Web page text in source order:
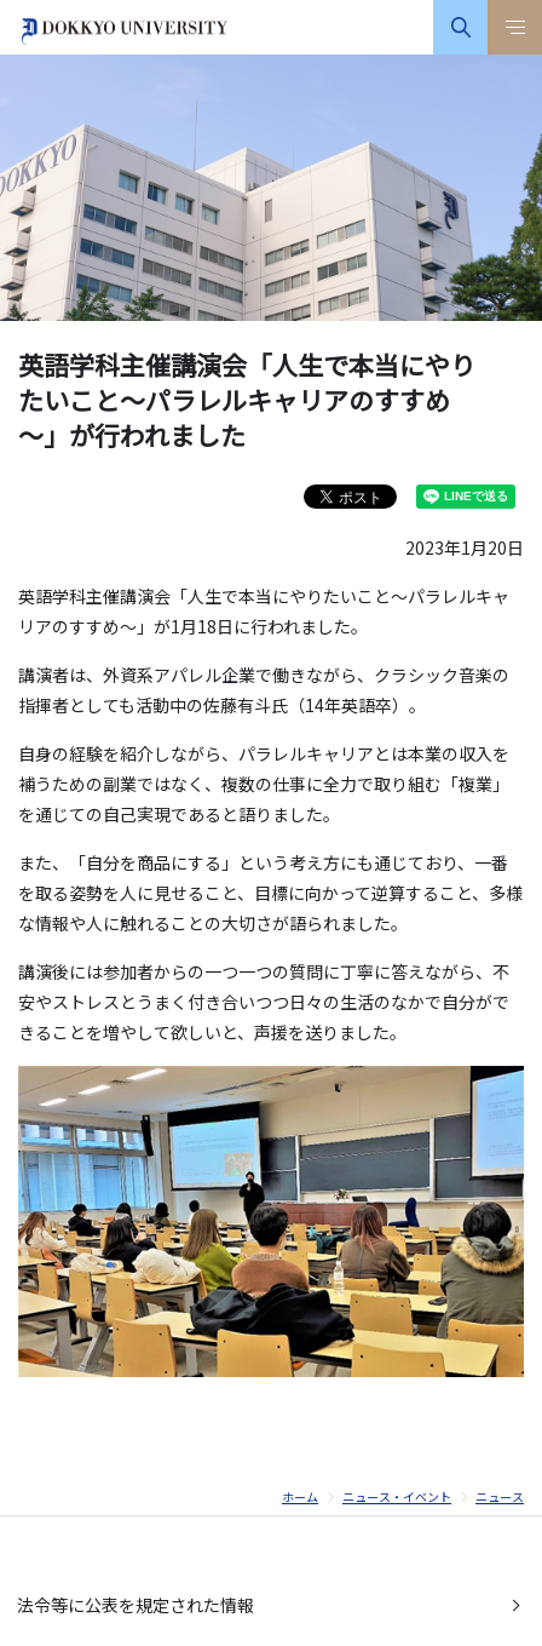
英語学科主催講演会「人生で本当にやり
たいこと～パラレルキャリアのすすめ
～」が行われました
2023年1月20日
英語学科主催講演会「人生で本当にやりたいこと～パラレルキャ
リアのすすめ～」が1月18日に行われました。
講演者は、外資系アパレル企業で働きながら、クラシック音楽の
指揮者としても活動中の佐藤有斗氏（14年英語卒）。
自身の経験を紹介しながら、パラレルキャリアとは本業の収入を
補うための副業ではなく、複数の仕事に全力で取り組む「複業」
を通じての自己実現であると語りました。
また、「自分を商品にする」という考え方にも通じており、一番
を取る姿勢を人に見せること、目標に向かって逆算すること、多様
な情報や人に触れることの大切さが語られました。
講演後には参加者からの一つ一つの質問に丁寧に答えながら、不
安やストレスとうまく付き合いつつ日々の生活のなかで自分がで
きることを増やして欲しいと、声援を送りました。
ホーム ニュース・イベント ニュース
法令等に公表を規定された情報